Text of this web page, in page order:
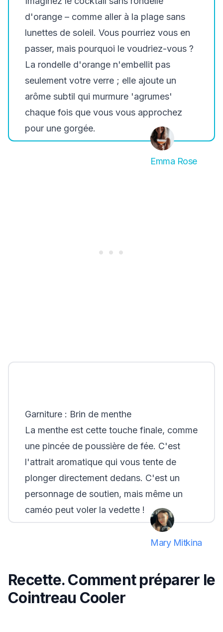
d'orange – comme aller à la plage sans
lunettes de soleil. Vous pourriez vous en
passer, mais pourquoi le voudriez-vous ?
La rondelle d'orange n'embellit pas
seulement votre verre ; elle ajoute un
arôme subtil qui murmure 'agrumes'
chaque fois que vous vous approchez
pour une gorgée.
Emma Rose
Garniture : Brin de menthe
La menthe est cette touche finale, comme
une pincée de poussière de fée. C'est
l'attrait aromatique qui vous tente de
plonger directement dedans. C'est un
personnage de soutien, mais même un
caméo peut voler la vedette !
Mary Mitkina
Recette. Comment préparer le
Cointreau Cooler